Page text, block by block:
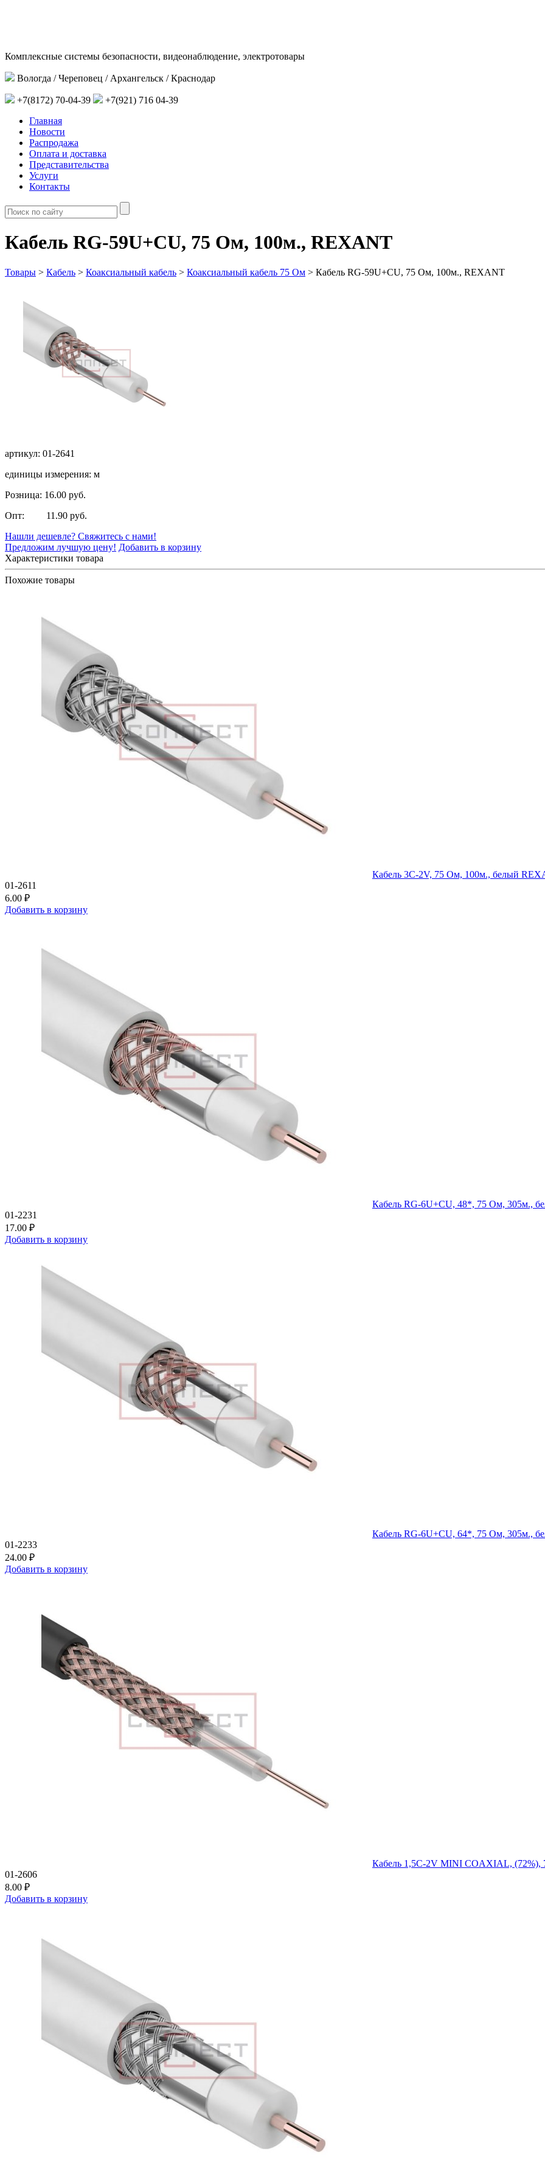
Комплексные системы безопасности, видеонаблюдение, электротовары
Вологда / Череповец / Архангельск / Краснодар
+7(8172) 70-04-39
+7(921) 716 04-39
Главная
Новости
Распродажа
Оплата и доставка
Представительства
Услуги
Контакты
Кабель RG-59U+CU, 75 Ом, 100м., REXANT
Товары > Кабель > Коаксиальный кабель > Коаксиальный кабель 75 Ом > Кабель RG-59U+CU, 75 Ом, 100м., REXANT
артикул: 01-2641
единицы измерения: м
Розница: 16.00 руб.
Опт: 11.90 руб.
Нашли дешевле? Свяжитесь с нами!
Предложим лучшую цену! Добавить в корзину
Характеристики товара
Похожие товары
Кабель 3С-2V, 75 Ом, 100м., белый
01-2611
6.00 ₽
Добавить в корзину
Кабель RG-6U+CU, 48*, 75 Ом, 305м.,
01-2231
17.00 ₽
Добавить в корзину
Кабель RG-6U+CU, 64*, 75 Ом, 305м.,
01-2233
24.00 ₽
Добавить в корзину
Кабель 1,5C-2V MINI COAXIAL,
01-2606
8.00 ₽
Добавить в корзину